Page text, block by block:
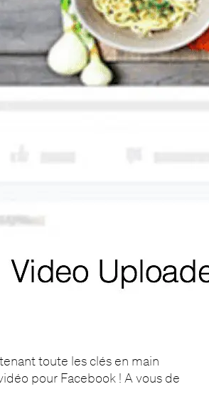
toute les clés en main
pour Facebook ! A vous de